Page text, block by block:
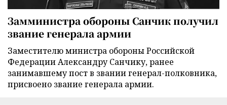
Замминистра обороны Санчик получил
звание генерала армии
Заместителю министра обороны Российской
Федерации Александру Санчику, ранее
занимавшему пост в звании генерал-полковника,
присвоено звание генерала армии.